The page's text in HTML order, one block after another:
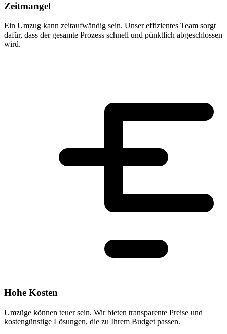
Zeitmangel
Ein Umzug kann zeitaufwändig sein. Unser effizientes Team sorgt
dafür, dass der gesamte Prozess schnell und pünktlich abgeschlossen
wird.
Hohe Kosten
Umzüge können teuer sein. Wir bieten transparente Preise und
kostengünstige Lösungen, die zu Ihrem Budget passen.